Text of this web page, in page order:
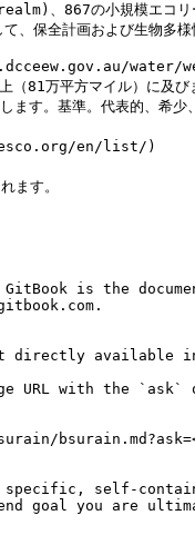
小規模エコリージョ
および生物多様性上
（81万平方マイル）に及び
す。基準。代表的、希
ています。
せたサイトが
is the
available in
URL with the
self-
goal you are